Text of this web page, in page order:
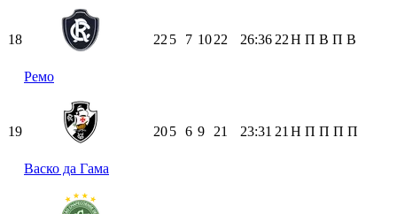
18
Ремо
22 5 7 1022 26:36 22Н П В П В
19
Васко да Гама
205 6 9 21 23:31 21 Н П П П П